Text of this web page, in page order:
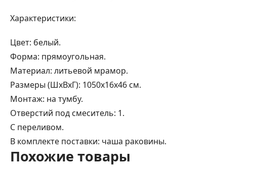
Характеристики:
Цвет: белый.
Форма: прямоугольная.
Материал: литьевой мрамор.
Размеры (ШxВxГ): 1050x16x46 см.
Монтаж: на тумбу.
Отверстий под смеситель: 1.
С переливом.
В комплекте поставки: чаша раковины.
Похожие товары